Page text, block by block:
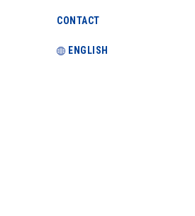
CONTACT
ENGLISH